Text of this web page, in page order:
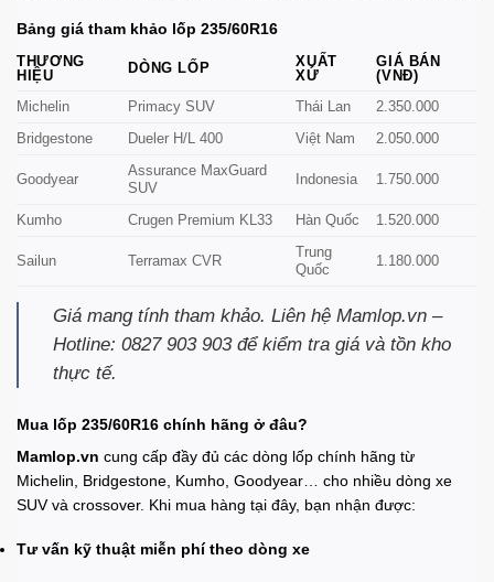
Bảng giá tham khảo lốp 235/60R16
THƯƠNG
HIỆU
DÒNG LỐP
XUẤT
XỨ
GIÁ BÁN
(VNĐ)
Michelin
Primacy SUV Thái Lan 2.350.000
Bridgestone Dueler H/L 400 Việt Nam 2.050.000
Goodyear
Assurance MaxGuard
SUV
Indonesia 1.750.000
Kumho Crugen Premium KL33 Hàn Quốc 1.520.000
Sailun Terramax CVR
Trung
Quốc
1.180.000
Giá mang tính tham khảo. Liên hệ Mamlop.vn –
Hotline: 0827 903 903 để kiểm tra giá và tồn kho
thực tế.
Mua lốp 235/60R16 chính hãng ở đâu?
Mamlop.vn cung cấp đầy đủ các dòng lốp chính hãng từ
Michelin, Bridgestone, Kumho, Goodyear… cho nhiều dòng xe
SUV và crossover. Khi mua hàng tại đây, bạn nhận được:
Tư vấn kỹ thuật miễn phí theo dòng xe